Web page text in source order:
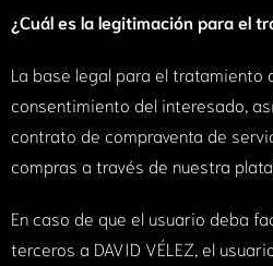
¿Cuál es la legitimación para el
La base legal para el tratamiento
consentimiento del interesado,
contrato de compraventa de
compras a través de nuestra
En caso de que el usuario deba
terceros a DAVID VÉLEZ, el